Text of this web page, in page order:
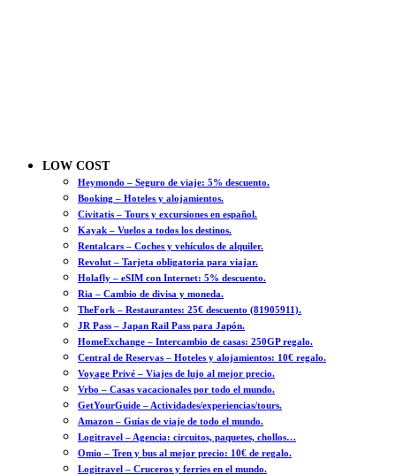
LOW COST
Heymondo – Seguro de viaje: 5% descuento.
Booking – Hoteles y alojamientos.
Civitatis – Tours y excursiones en español.
Kayak – Vuelos a todos los destinos.
Rentalcars – Coches y vehículos de alquiler.
Revolut – Tarjeta obligatoria para viajar.
Holafly – eSIM con Internet: 5% descuento.
Ria – Cambio de divisa y moneda.
TheFork – Restaurantes: 25€ descuento (81905911).
JR Pass – Japan Rail Pass para Japón.
HomeExchange – Intercambio de casas: 250GP regalo.
Central de Reservas – Hoteles y alojamientos: 10€ regalo.
Voyage Privé – Viajes de lujo al mejor precio.
Vrbo – Casas vacacionales por todo el mundo.
GetYourGuide – Actividades/experiencias/tours.
Amazon – Guías de viaje de todo el mundo.
Logitravel – Agencia: circuitos, paquetes, chollos…
Omio – Tren y bus al mejor precio: 10€ de regalo.
Logitravel – Cruceros y ferries en el mundo.